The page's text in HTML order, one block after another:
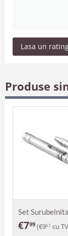
Lasa un
Produse
Set
lanterna Bauro
€799 (€967 cu